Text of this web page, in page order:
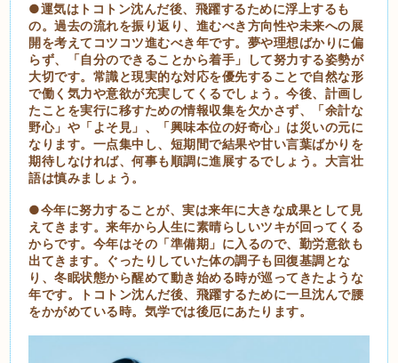
●運気はトコトン沈んだ後、飛躍するために浮上するも
の。過去の流れを振り返り、進むべき方向性や未来への展
開を考えてコツコツ進むべき年です。夢や理想ばかりに偏
らず、「自分のできることから着手」して努力する姿勢が
大切です。常識と現実的な対応を優先することで自然な形
で働く気力や意欲が充実してくるでしょう。今後、計画し
たことを実行に移すための情報収集を欠かさず、「余計な
野心」や「よそ見」、「興味本位の好奇心」は災いの元に
なります。一点集中し、短期間で結果や甘い言葉ばかりを
期待しなければ、何事も順調に進展するでしょう。大言壮
語は慎みましょう。
●今年に努力することが、実は来年に大きな成果として見
えてきます。来年から人生に素晴らしいツキが回ってくる
からです。今年はその「準備期」に入るので、勤労意欲も
出てきます。ぐったりしていた体の調子も回復基調とな
り、冬眠状態から醒めて動き始める時が巡ってきたような
年です。トコトン沈んだ後、飛躍するために一旦沈んで腰
をかがめている時。気学では後厄にあたります。